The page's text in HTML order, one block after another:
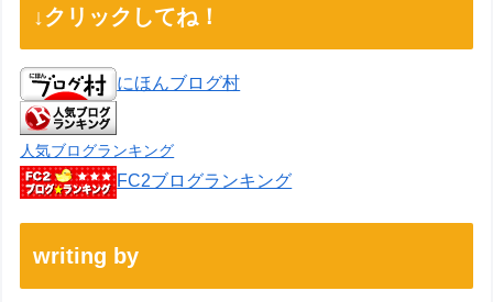
↓クリックしてね！
にほんブログ村
人気ブログランキング
FC2ブログランキング
writing by